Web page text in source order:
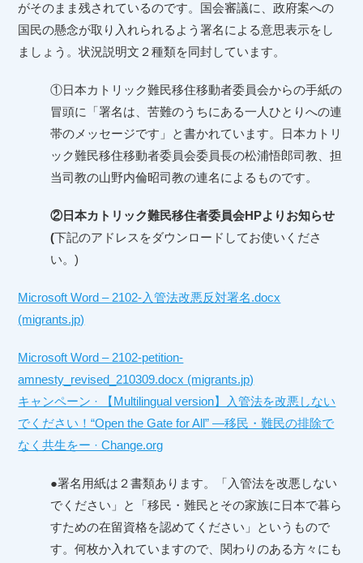
がそのまま残されているのです。国会審議に、政府案への
国民の懸念が取り入れられるよう署名による意思表示をし
ましょう。状況説明文２種類を同封しています。
①日本カトリック難民移住移動者委員会からの手紙の
冒頭に「署名は、苦難のうちにある一人ひとりへの連
帯のメッセージです」と書かれています。日本カトリ
ック難民移住移動者委員会委員長の松浦悟郎司教、担
当司教の山野内倫昭司教の連名によるものです。
②日本カトリック難民移住者委員会HPよりお知らせ
(下記のアドレスをダウンロードしてお使いくださ
い。)
Microsoft Word – 2102-入管法改悪反対署名.docx
(migrants.jp)
Microsoft Word – 2102-petition-
amnesty_revised_210309.docx (migrants.jp)
キャンペーン · 【Multilingual version】入管法を改悪しない
でください！“Open the Gate for All” ―移民・難民の排除で
なく共生をー · Change.org
●署名用紙は２書類あります。「入管法を改悪しない
でください」と「移民・難民とその家族に日本で暮ら
すための在留資格を認めてください」というもので
す。何枚か入れていますので、関わりのある方々にも